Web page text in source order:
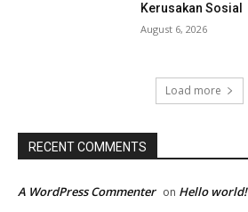
Kerusakan Sosial
August 6, 2026
Load more
RECENT COMMENTS
A WordPress Commenter on Hello world!